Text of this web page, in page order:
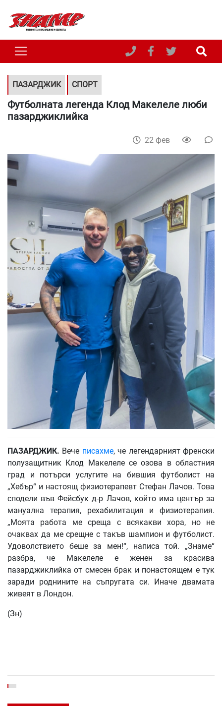
ПАЗАРДЖИК СПОРТ
Футболната легенда Клод Макелеле люби
пазарджиклийка
22 фев
ПАЗАРДЖИК. Вече писахме, че легендарният френски
полузащитник Клод Макелеле се озова в областния
град и потърси услугите на бившия футболист на
„Хебър“ и настоящ физиотерапевт Стефан Лачов. Това
сподели във Фейсбук д-р Лачов, който има център за
мануална терапия, рехабилитация и физиотерапия.
„Моята работа ме среща с всякакви хора, но не
очаквах да ме срещне с такъв шампион и футболист.
Удоволствието беше за мен!“, написа той. „Знаме“
разбра, че Макелеле е женен за красива
пазарджиклийка от смесен брак и понастоящем е тук
заради роднините на съпругата си. Иначе двамата
живеят в Лондон.
(Зн)